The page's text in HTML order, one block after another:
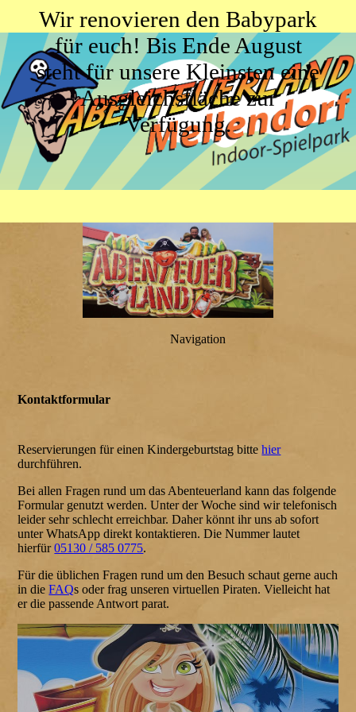
Wir renovieren den Babypark
für euch! Bis Ende August
steht für unsere Kleinsten eine
Ausgleichsfläche zur
Verfügung.
Navigation
Kontaktformular
Reservierungen für einenKindergeburtstag bittehier
durchführen.
Bei allen Fragen rund um das Abenteuerland kann das folgende
Formular genutzt werden. Unter der Woche sind wir telefonisch
leider sehr schlecht erreichbar. Daher könnt ihr uns ab sofort
unter WhatsApp direkt kontaktieren. Die Nummer lautet
hierfür05130 / 585 0775.
Für die üblichen Fragen rund um den Besuch schaut gerne auch
in dieFAQs oder frag unseren virtuellen Piraten. Vielleicht hat
er die passende Antwort parat.